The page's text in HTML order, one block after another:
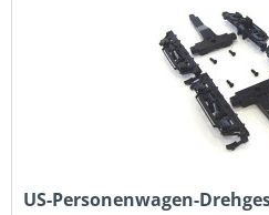
US-Personenwagen-